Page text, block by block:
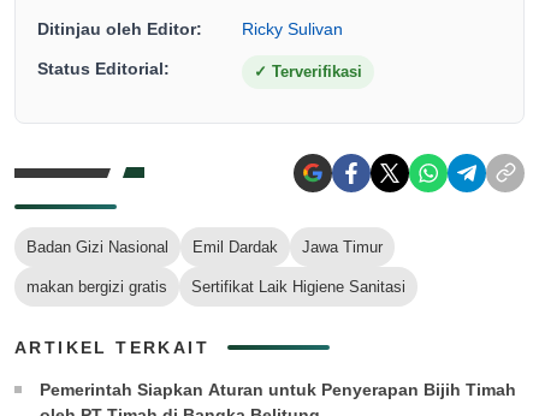
Ditinjau oleh Editor: Ricky Sulivan
Status Editorial: ✓ Terverifikasi
Badan Gizi Nasional Emil Dardak Jawa Timur
makan bergizi gratis Sertifikat Laik Higiene Sanitasi
ARTIKEL TERKAIT
Pemerintah Siapkan Aturan untuk Penyerapan Bijih Timah